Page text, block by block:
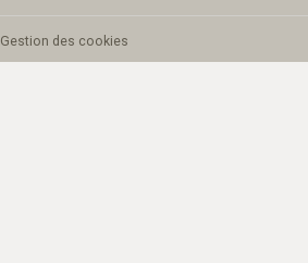
Gestion des cookies